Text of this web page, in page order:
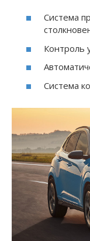
Система
Контроль
Система